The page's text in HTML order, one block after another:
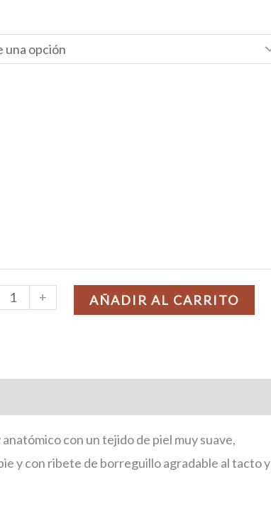
+ AÑADIR AL CARRITO
con un tejido de piel muy suave,
y con ribete de borreguillo agradable al tacto y